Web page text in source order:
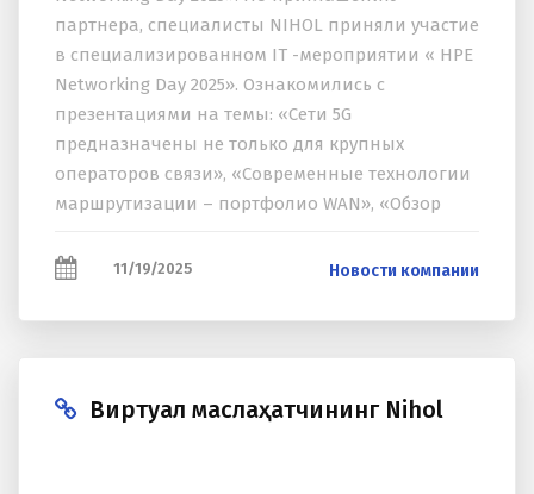
партнера, специалисты NIHOL приняли участие
в специализированном IT -мероприятии « HPE
Networking Day 2025». Ознакомились с
презентациями на темы: «Сети 5G
предназначены не только для крупных
операторов связи», «Современные технологии
маршрутизации – портфолио WAN», «Обзор
филиалов», «Умная сеть: больше, чем Wi-Fi
11/19/2025 Новости компании
Виртуал маслаҳатчининг Nihol